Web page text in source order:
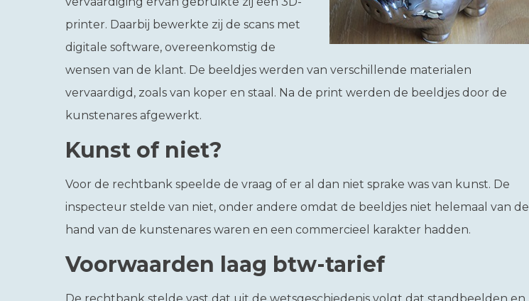
printer. Daarbij bewerkte zij de scans met
digitale software, overeenkomstig de
wensen van de klant. De beeldjes werden van verschillende materialen
vervaardigd, zoals van koper en staal. Na de print werden de beeldjes door de
kunstenares afgewerkt.
Kunst of niet?
Voor de rechtbank speelde de vraag of er al dan niet sprake was van kunst. De
inspecteur stelde van niet, onder andere omdat de beeldjes niet helemaal van de
hand van de kunstenares waren en een commercieel karakter hadden.
Voorwaarden laag btw-tarief